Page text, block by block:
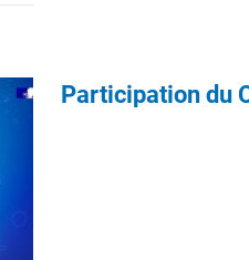
Participation du